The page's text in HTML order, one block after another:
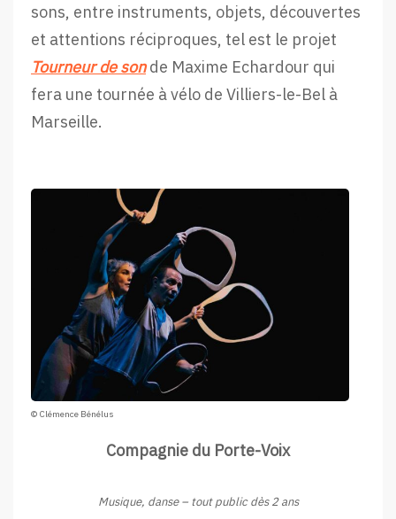
sons, entre instruments, objets, découvertes
et attentions réciproques, tel est le projet
Tourneur de sonde Maxime Echardour qui
fera une tournée à vélo de Villiers-le-Bel à
Marseille.
© Clémence Bénélus
Compagnie du Porte-Voix
Musique, danse – tout public dès 2 ans